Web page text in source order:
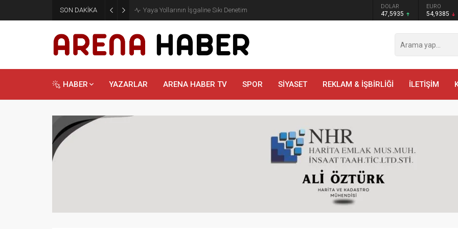
SON DAKİKA Yaya Yollarının İşgaline Sıkı Denetim DOLAR
47,5935
EURO
54,9385
HABER YAZARLAR ARENA HABER TV SPOR SİYASET REKLAM & İŞBİRLİĞİ İLETİŞİM